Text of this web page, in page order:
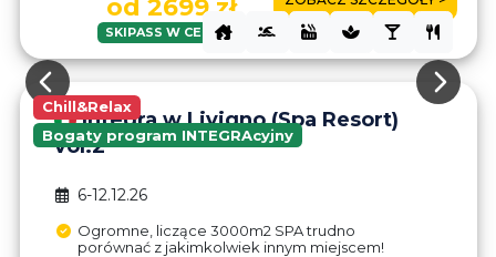
Mimo, że Livigno leży bliżej niż inne
miejscowości we Włoszech to autokarem
jedzie się dłuższą trasą z Polski.
od 2699 zł
SKIPASS W CENIE!
Chill&Relax
Bogaty program INTEGRAcyjny
Integra w Livigno (Spa Resort)
vol.2
6-12.12.26
Ogromne, liczące 3000m2 SPA trudno
porównać z jakimkolwiek innym miejscem!